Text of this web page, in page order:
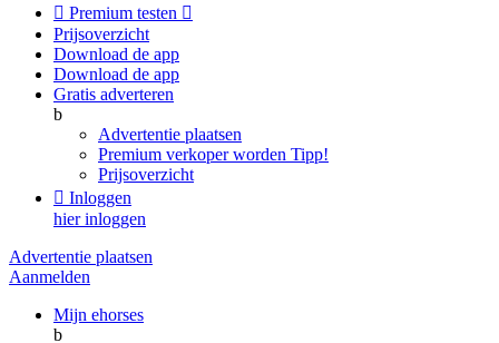
 Premium testen 
Prijsoverzicht
Download de app
Download de app
Gratis adverteren
b
Advertentie plaatsen
Premium verkoper worden Tipp!
Prijsoverzicht
 Inloggen
hier inloggen
Advertentie plaatsen
Aanmelden
Mijn ehorses
b